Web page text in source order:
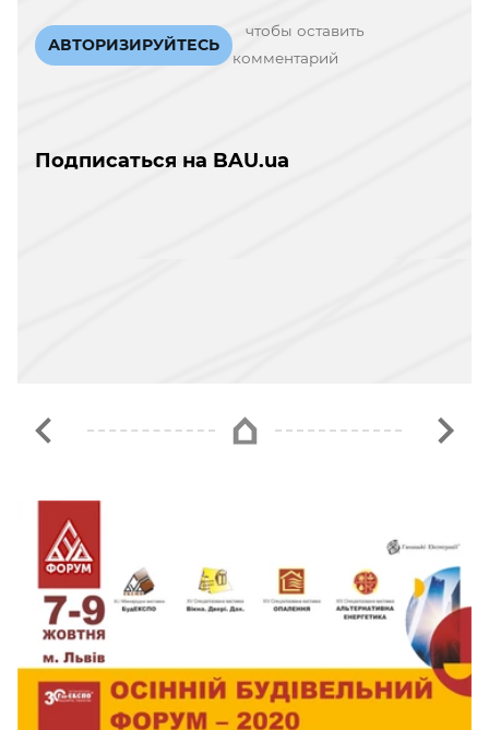
АВТОРИЗИРУЙТЕСЬ
чтобы оставить
комментарий
Подписаться на BAU.ua